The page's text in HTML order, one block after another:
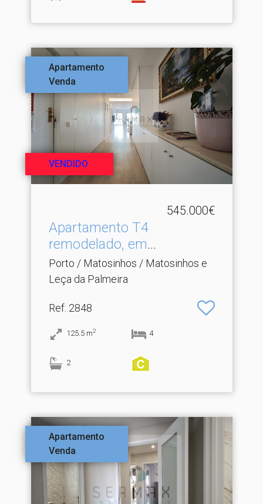
Apartamento
Venda
VENDIDO
545.000€
Apartamento T4
remodelado, em
Matosinhos Sul
Porto / Matosinhos / Matosinhos e
Leça da Palmeira
Ref: 2848
125.5 m2 4
2
Apartamento
Venda